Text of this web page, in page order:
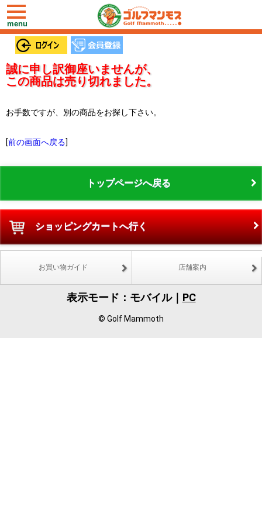
toggle
navigation
menu
誠に申し訳御座いませんが、
この商品は売り切れました。
お手数ですが、別の商品をお探し下さい。
[前の画面へ戻る]
トップページへ戻る
ショッピングカートへ行く
お買い物ガイド 店舗案内
表示モード：モバイル｜ PC
© Golf Mammoth